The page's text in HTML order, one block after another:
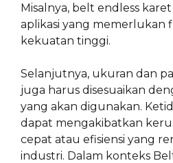
Misalnya, belt endless
aplikasi yang memerlukan
kekuatan tinggi.
Selanjutnya, ukuran dan
juga harus disesuaikan
yang akan digunakan.
dapat mengakibatkan
cepat atau efisiensi yang
industri. Dalam konteks